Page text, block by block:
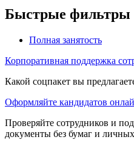
Быстрые фильтры
Полная занятость
Корпоративная поддержка
Какой соцпакет вы
Оформляйте кандидатов
Проверяйте сотрудников и
документы без бумаг и